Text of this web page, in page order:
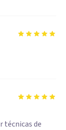
técnicas de